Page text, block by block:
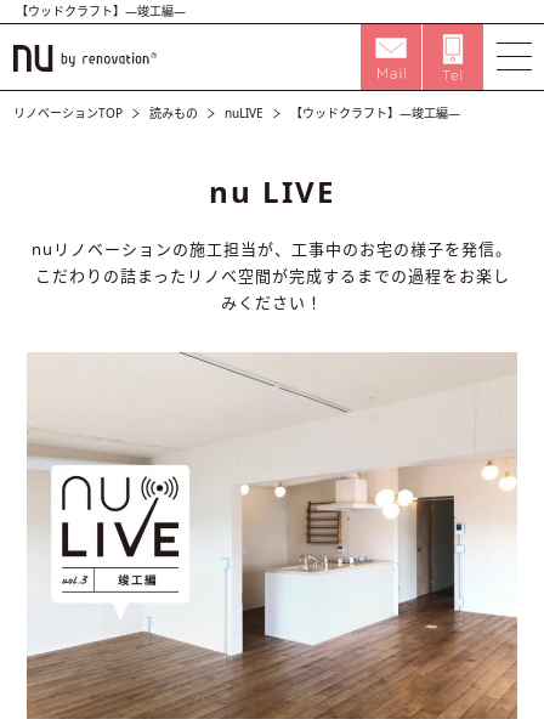
【ウッドクラフト】―竣工編―
リノベーションTOP 読みもの nuLIVE 【ウッドクラフト】―竣工編―
nu LIVE
nuリノベーションの施工担当が、工事中のお宅の様子を発信。
こだわりの詰まったリノベ空間が完成するまでの過程をお楽し
みください！